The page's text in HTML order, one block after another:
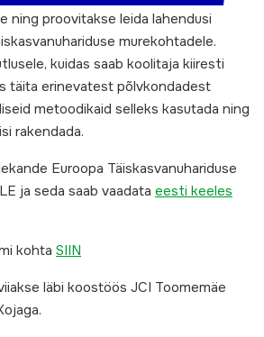
ning proovitakse leida lahendusi
murekohtadele.
kuidas saab koolitaja kiiresti
täita erinevatest põlvkondadest
metoodikaid selleks kasutada ning
rakendada.
Euroopa Täiskasvanuhariduse
ja seda saab vaadata eesti keeles
kohta SIIN
läbi koostöös JCI Toomemäe